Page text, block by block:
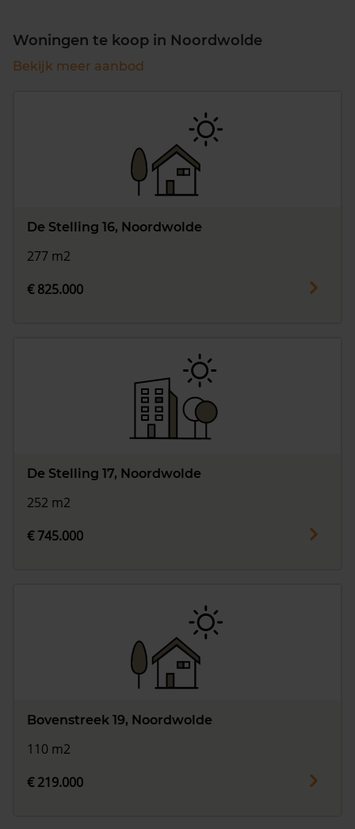
Woningen te koop in Noordwolde
Bekijk meer aanbod
De Stelling 16, Noordwolde
277 m2
€ 825.000
De Stelling 17, Noordwolde
252 m2
€ 745.000
Bovenstreek 19, Noordwolde
110 m2
€ 219.000